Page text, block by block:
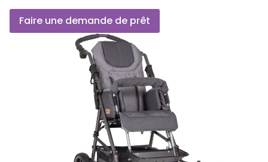
Faire une demande de prêt